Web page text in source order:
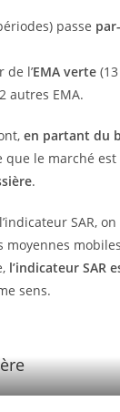
passe
de l’EMA verte
autres EMA.
en partant du
que le marché
.
SAR,
moyennes
l’indicateur SAR
sens.